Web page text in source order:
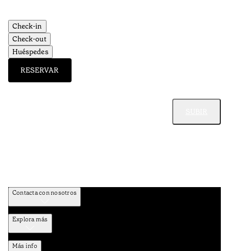
Check-in
Check-out
Huéspedes
RESERVAR
Contacta con nosotros
Explora más
Más info